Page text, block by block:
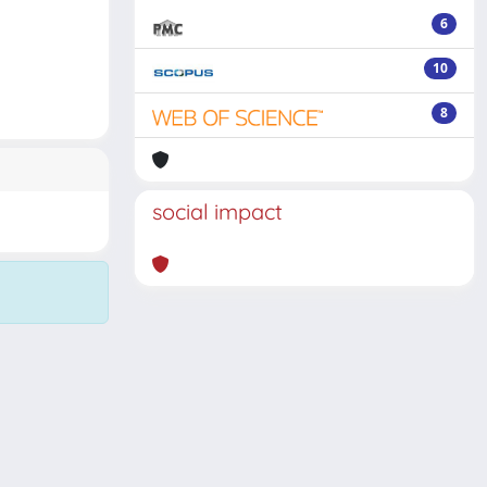
6
10
8
social impact